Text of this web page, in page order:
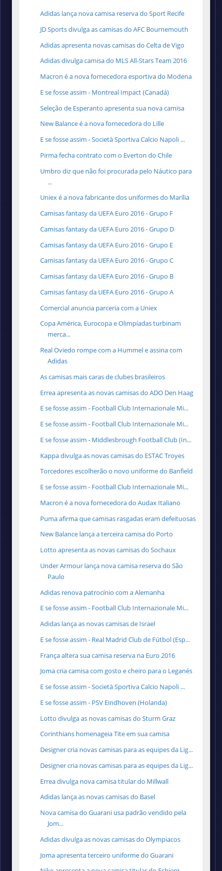
Adidas lança nova camisa reserva do Sport Recife
JD Sports divulga as camisas do AFC Bournemouth
Adidas apresenta novas camisas do Celta de Vigo
Adidas divulga camisa do MLS All-Stars Team 2016
Macron é a nova fornecedora esportiva do Modena
E se fosse assim - Montreal Impact (Canadá)
Seleção de Esperanto apresenta sua nova camisa
New Balance é a nova fornecedora do Lille
E se fosse assim - Società Sportiva Calcio Napoli ...
Pirma fecha contrato com o Everton do Chile
Umbro diz que não foi procurada pelo Náutico para
...
Uniex é a nova fabricante dos uniformes do Marília
Camisas fantasy da UEFA Euro 2016 - Grupo F
Camisas fantasy da UEFA Euro 2016 - Grupo D
Camisas fantasy da UEFA Euro 2016 - Grupo E
Camisas fantasy da UEFA Euro 2016 - Grupo C
Camisas fantasy da UEFA Euro 2016 - Grupo B
Camisas fantasy da UEFA Euro 2016 - Grupo A
Comercial anuncia parceria com a Uniex
Copa América, Eurocopa e Olimpíadas turbinam
merca...
Real Oviedo rompe com a Hummel e assina com
Adidas
As camisas mais caras de clubes brasileiros
Errea apresenta as novas camisas do ADO Den Haag
E se fosse assim - Football Club Internazionale Mi...
E se fosse assim - Football Club Internazionale Mi...
E se fosse assim - Middlesbrough Football Club (In...
Kappa divulga as novas camisas do ESTAC Troyes
Torcedores escolherão o novo uniforme do Banfield
E se fosse assim - Football Club Internazionale Mi...
Macron é a nova fornecedora do Audax Italiano
Puma afirma que camisas rasgadas eram defeituosas
New Balance lança a terceira camisa do Porto
Lotto apresenta as novas camisas do Sochaux
Under Armour lança nova camisa reserva do São
Paulo
Adidas renova patrocínio com a Alemanha
E se fosse assim - Football Club Internazionale Mi...
Adidas lança as novas camisas de Israel
E se fosse assim - Real Madrid Club de Fútbol (Esp...
França altera sua camisa reserva na Euro 2016
Joma cria camisa com gosto e cheiro para o Leganés
E se fosse assim - Società Sportiva Calcio Napoli ...
E se fosse assim - PSV Eindhoven (Holanda)
Lotto divulga as novas camisas do Sturm Graz
Corinthians homenageia Tite em sua camisa
Designer cria novas camisas para as equipes da Lig...
Designer cria novas camisas para as equipes da Lig...
Errea divulga nova camisa titular do Millwall
Adidas lança as novas camisas do Basel
Nova camisa do Guarani usa padrão vendido pela
Jom...
Adidas divulga as novas camisas do Olympiacos
Joma apresenta terceiro uniforme do Guarani